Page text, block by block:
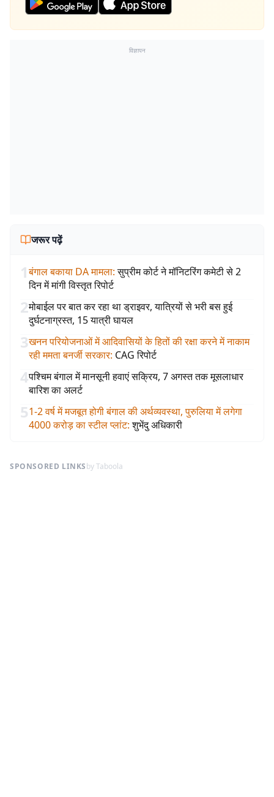
विज्ञापन
जरूर पढ़ें
1बंगाल बकाया DA मामला: सुप्रीम कोर्ट ने मॉनिटरिंग कमेटी से 2
दिन में मांगी विस्तृत रिपोर्ट
2मोबाईल पर बात कर रहा था ड्राइवर, यात्रियों से भरी बस हुई
दुर्घटनाग्रस्त, 15 यात्री घायल
3खनन परियोजनाओं में आदिवासियों के हितों की रक्षा करने में नाकाम
रही ममता बनर्जी सरकार: CAG रिपोर्ट
4पश्चिम बंगाल में मानसूनी हवाएं सक्रिय, 7 अगस्त तक मूसलाधार
बारिश का अलर्ट
51-2 वर्ष में मजबूत होगी बंगाल की अर्थव्यवस्था, पुरुलिया में लगेगा
4000 करोड़ का स्टील प्लांट: शुभेंदु अधिकारी
SPONSORED LINKSby Taboola